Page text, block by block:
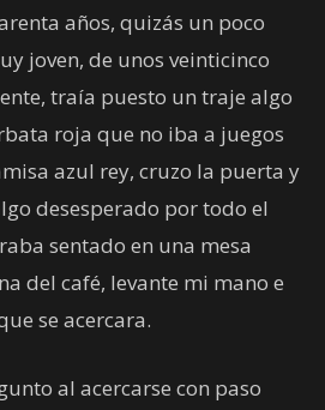
años, quizás un poco
joven, de unos veinticinco
traía puesto un traje algo
roja que no iba a juegos
azul rey, cruzo la puerta y
desesperado por todo el
sentado en una mesa
del café, levante mi mano e
se acercara.
al acercarse con paso